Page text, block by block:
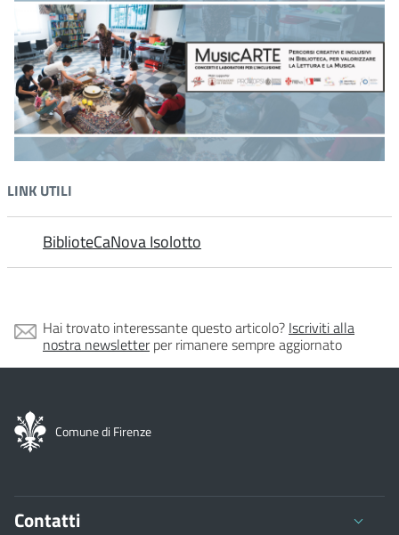
LINK UTILI
BiblioteCaNova Isolotto
Hai trovato interessante questo articolo? Iscriviti alla
nostra newsletterper rimanere sempre aggiornato
Comune di Firenze
Contatti